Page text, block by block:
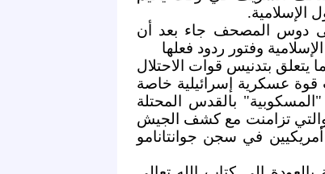
دوس المصحف جاء بعد أن
وفتور ردود فعلها
يتعلق بتدنيس قوات الاحتلال
عسكرية إسرائيلية خاصة
بالقدس المحتلة
والتي تزامنت مع كشف الجيش
في سجن جوانتانامو